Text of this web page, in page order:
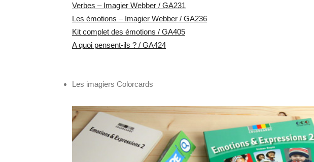
Verbes – Imagier Webber / GA231
Les émotions – Imagier Webber / GA236
Kit complet des émotions / GA405
A quoi pensent-ils ? / GA424
Les imagiers Colorcards